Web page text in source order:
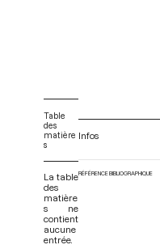
Table
des
matière
s
La table
des
matière
s ne
contient
aucune
entrée.
Infos
RÉFÉRENCE BIBLIOGRAPHIQUE